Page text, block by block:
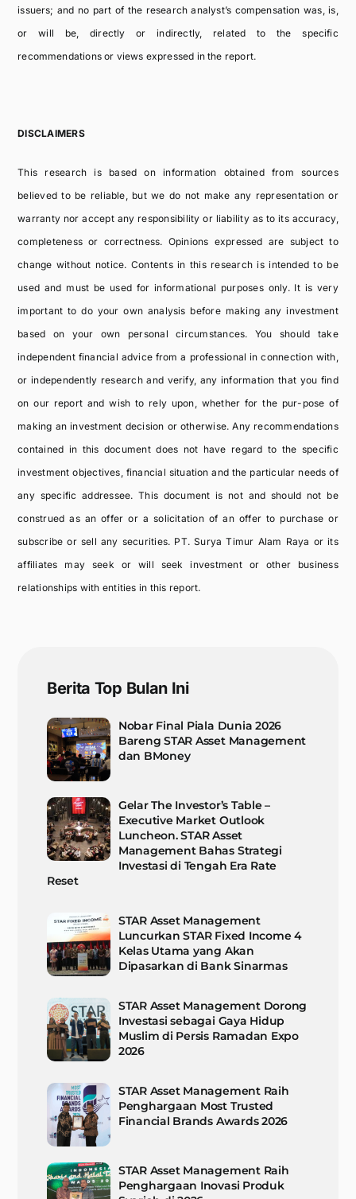
issuers; and no part of the research analyst’s compensation was, is,
or will be, directly or indirectly, related to the specific
recommendations or views expressed in the report.
DISCLAIMERS
This research is based on information obtained from sources
believed to be reliable, but we do not make any representation or
warranty nor accept any responsibility or liability as to its accuracy,
completeness or correctness. Opinions expressed are subject to
change without notice. Contents in this research is intended to be
used and must be used for informational purposes only. It is very
important to do your own analysis before making any investment
based on your own personal circumstances. You should take
independent financial advice from a professional in connection with,
or independently research and verify, any information that you find
on our report and wish to rely upon, whether for the pur-pose of
making an investment decision or otherwise. Any recommendations
contained in this document does not have regard to the specific
investment objectives, financial situation and the particular needs of
any specific addressee. This document is not and should not be
construed as an offer or a solicitation of an offer to purchase or
subscribe or sell any securities. PT. Surya Timur Alam Raya or its
affiliates may seek or will seek investment or other business
relationships with entities in this report.
Berita Top Bulan Ini
Nobar Final Piala Dunia 2026
Bareng STAR Asset Management
dan BMoney
Gelar The Investor’s Table –
Executive Market Outlook
Luncheon. STAR Asset
Management Bahas Strategi
Investasi di Tengah Era Rate
Reset
STAR Asset Management
Luncurkan STAR Fixed Income 4
Kelas Utama yang Akan
Dipasarkan di Bank Sinarmas
STAR Asset Management Dorong
Investasi sebagai Gaya Hidup
Muslim di Persis Ramadan Expo
2026
STAR Asset Management Raih
Penghargaan Most Trusted
Financial Brands Awards 2026
STAR Asset Management Raih
Penghargaan Inovasi Produk